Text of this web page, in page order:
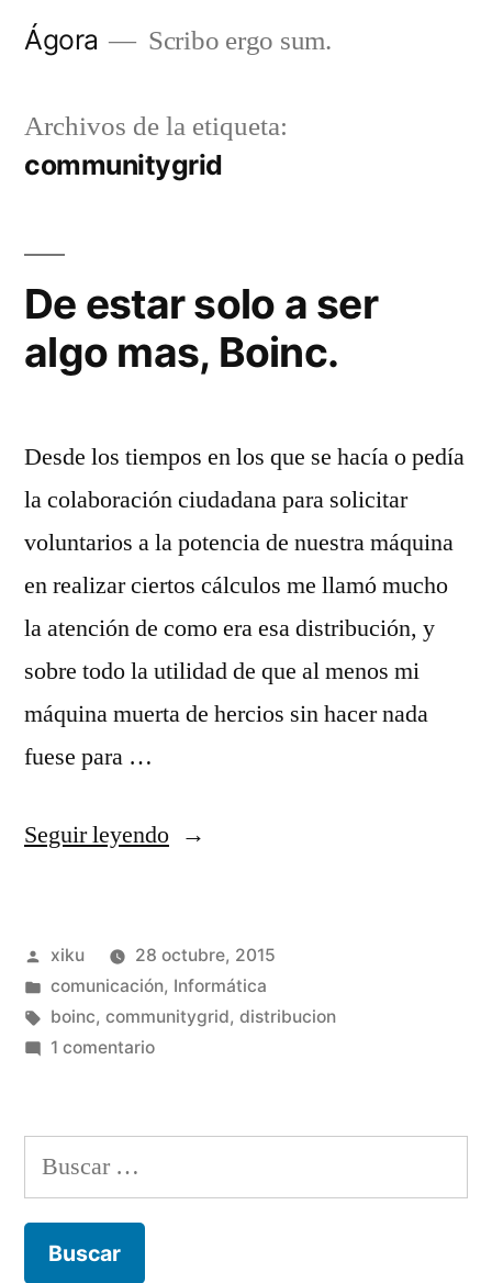
Saltar
Ágora Scribo ergo sum.
Archivos de la etiqueta:
communitygrid
De estar solo a ser
algo mas, Boinc.
Desde los tiempos en los que se hacía o pedía
la colaboración ciudadana para solicitar
voluntarios a la potencia de nuestra máquina
en realizar ciertos cálculos me llamó mucho
la atención de como era esa distribución, y
sobre todo la utilidad de que al menos mi
máquina muerta de hercios sin hacer nada
fuese para …
Seguir leyendo«De
a
ser
Boinc.»
Publicado
por
xiku
28 octubre, 2015
Publicado
en
comunicación, Informática
Etiquetas:
boinc, communitygrid, distribucion
1 comentarioen
solo
ser
Buscar: